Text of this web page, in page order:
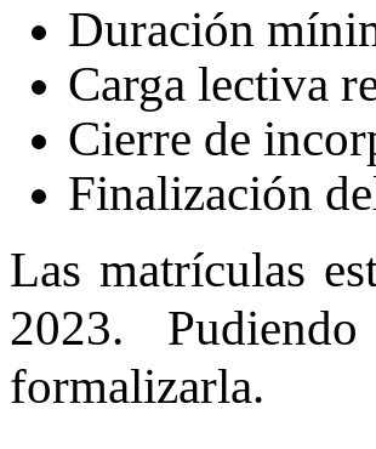
Duración
Carga lectiva
Cierre de
Finalización
Las matrículas
2023.
formalizarla.